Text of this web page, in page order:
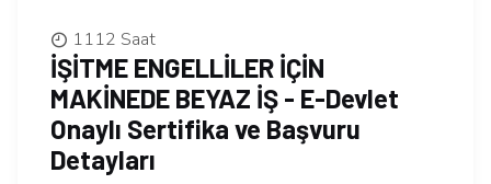
1112 Saat
İŞİTME ENGELLİLER İÇİN
MAKİNEDE BEYAZ İŞ - E-Devlet
Onaylı Sertifika ve Başvuru
Detayları